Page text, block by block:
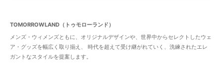
TOMORROWLAND（トゥモローランド）
メンズ・ウィメンズともに、オリジナルデザインや、世界中からセレクトしたウェ
ア・グッズを幅広く取り揃え、 時代を超えて受け継がれていく、洗練されたエレ
ガントなスタイルを提案します。